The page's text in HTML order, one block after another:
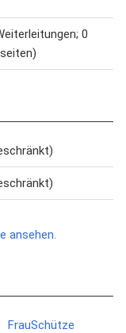
0
ansehen.
FrauSchütze